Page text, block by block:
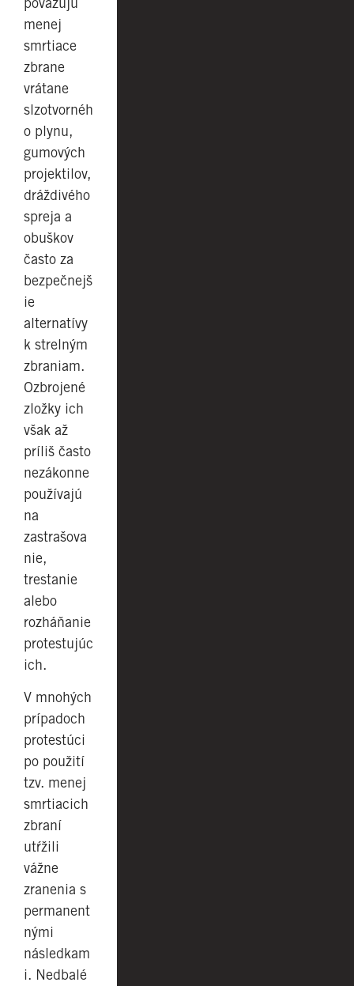
menej
smrtiace
zbrane
vrátane
slzotvornéh
o plynu,
gumových
projektilov,
dráždivého
spreja a
obuškov
často za
bezpečnejš
ie
alternatívy
k strelným
zbraniam.
Ozbrojené
zložky ich
však až
príliš často
nezákonne
používajú
na
zastrašova
nie,
trestanie
alebo
rozháňanie
protestujúc
ich.
V mnohých
prípadoch
protestúci
po použití
tzv. menej
smrtiacich
zbraní
utŕžili
vážne
zranenia s
permanent
nými
následkam
i. Nedbalé